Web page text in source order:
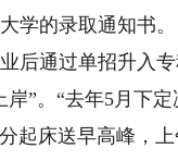
学的录取通知书。
通过单招升入专
”。“去年5月下
起床送早高峰，